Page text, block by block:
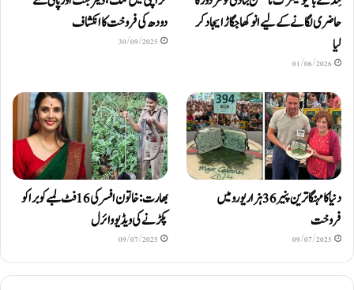
حاضری لگانے کے لیے انوکھا جگاڑ ایجاد کر
لیا
01/06/2026
دودھ کی فروخت کا انکشاف
30/09/2025
دنیا کا مہنگا ترین پنیر 36 ہزار یورو میں
فروخت
09/07/2025
بھارت: خاتون افسر کی 16 فٹ لمبے کوبرا کو
پکڑنے کی ویڈیو وائرل
09/07/2025